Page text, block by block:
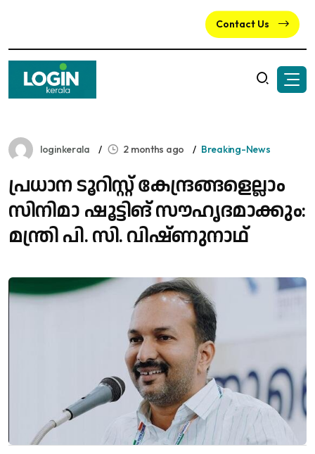
Contact Us
loginkerala 2 months ago Breaking-News
പ്രധാന ടൂറിസ്റ്റ് കേന്ദ്രങ്ങളെല്ലാം
സിനിമാ ഷൂട്ടിങ് സൗഹൃദമാക്കും:
മന്ത്രി പി. സി. വിഷ്ണുനാഥ്